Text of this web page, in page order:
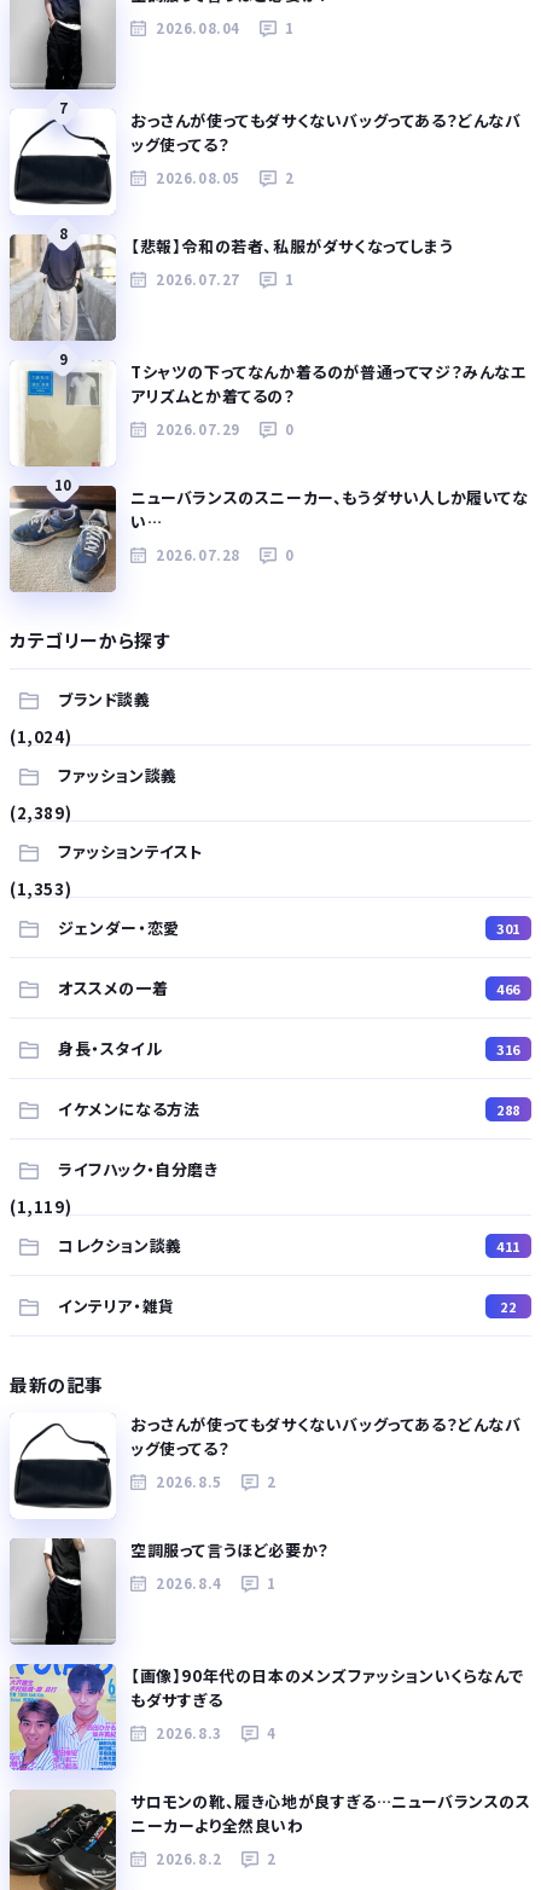
2026.08.04 1
7
おっさんが使ってもダサくないバッグってある？どんなバ
ッグ使ってる？
2026.08.05 2
8
【悲報】令和の若者、私服がダサくなってしまう
2026.07.27 1
9
Tシャツの下ってなんか着るのが普通ってマジ？みんなエ
アリズムとか着てるの？
2026.07.29 0
10
ニューバランスのスニーカー、もうダサい人しか履いてな
い…
2026.07.28 0
カテゴリーから探す
ブランド談義
(1,024)
ファッション談義
(2,389)
ファッションテイスト
(1,353)
ジェンダー・恋愛
301
オススメの一着 466
身長・スタイル 316
イケメンになる方法 288
ライフハック・自分磨き
(1,119)
コレクション談義
411
インテリア・雑貨 22
最新の記事
おっさんが使ってもダサくないバッグってある？どんなバ
ッグ使ってる？
2026.8.5 2
空調服って言うほど必要か？
2026.8.4 1
【画像】90年代の日本のメンズファッションいくらなんで
もダサすぎる
2026.8.3 4
サロモンの靴、履き心地が良すぎる…ニューバランスのス
ニーカーより全然良いわ
2026.8.2 2